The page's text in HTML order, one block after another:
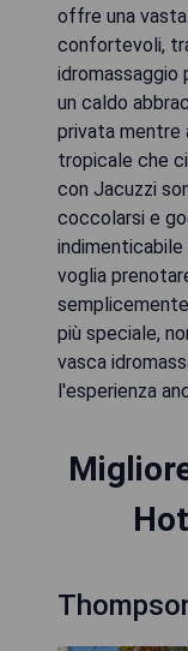
offre una
confortevoli,
idromassaggio
un caldo
privata mentre
tropicale che
con Jacuzzi
coccolarsi e
voglia
più speciale,
vasca
l'esperienza